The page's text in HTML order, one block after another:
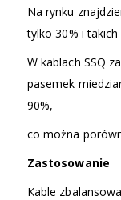
Na rynku
tylko 30% i
W kablach SSQ
pasemek
90%,
co można
Zastosowanie
Kable